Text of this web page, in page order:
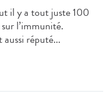
il y a tout juste 100
l’immunité.
réputé...